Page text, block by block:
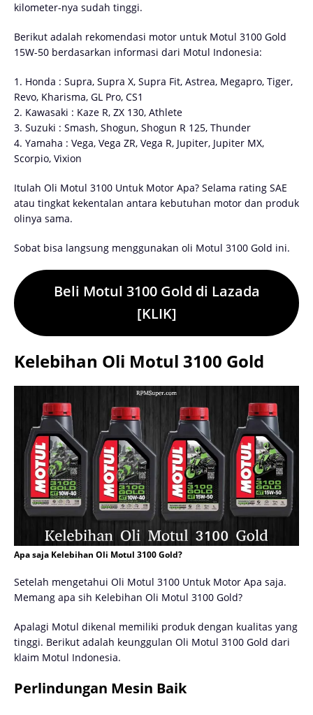
kilometer-nya sudah tinggi.
Berikut adalah rekomendasi motor untuk Motul 3100 Gold
15W-50 berdasarkan informasi dari Motul Indonesia:
1. Honda : Supra, Supra X, Supra Fit, Astrea, Megapro, Tiger,
Revo, Kharisma, GL Pro, CS1
2. Kawasaki : Kaze R, ZX 130, Athlete
3. Suzuki : Smash, Shogun, Shogun R 125, Thunder
4. Yamaha : Vega, Vega ZR, Vega R, Jupiter, Jupiter MX,
Scorpio, Vixion
Itulah Oli Motul 3100 Untuk Motor Apa? Selama rating SAE
atau tingkat kekentalan antara kebutuhan motor dan produk
olinya sama.
Sobat bisa langsung menggunakan oli Motul 3100 Gold ini.
Beli Motul 3100 Gold di Lazada
[KLIK]
Kelebihan Oli Motul 3100 Gold
Apa saja Kelebihan Oli Motul 3100 Gold?
Setelah mengetahui Oli Motul 3100 Untuk Motor Apa saja.
Memang apa sih Kelebihan Oli Motul 3100 Gold?
Apalagi Motul dikenal memiliki produk dengan kualitas yang
tinggi. Berikut adalah keunggulan Oli Motul 3100 Gold dari
klaim Motul Indonesia.
Perlindungan Mesin Baik